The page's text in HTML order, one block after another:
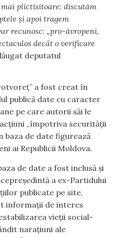
mai plictisitoare: discutăm
și apoi tragem
recunosc: „pro-ăvropeni,
decât o verificare
deputatul
a fost creat în
publică date cu caracter
pe care autorii săi le
„împotriva securității
baza de date figurează
ai Republicii Moldova.
de date a fost inclusă și
a ex-Partidului
publicate pe site,
informații de interes
vieții social-
narațiuni ale